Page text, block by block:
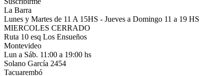
La Barra
Lunes y Martes de 11 A 15HS - Jueves a Domingo 11 a 19 HS
MIERCOLES CERRADO
Ruta 10 esq Los Ensueños
Montevideo
Lun a Sáb. 11:00 a 19:00 hs
Solano García 2454
Tacuarembó